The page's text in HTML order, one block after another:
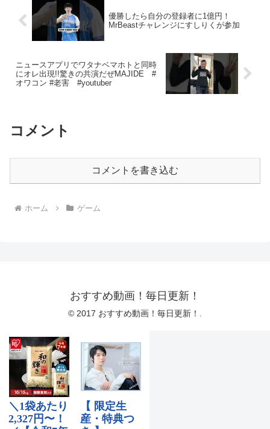
優勝したら自分の登録者に1億円！
MrBeastチャレンジにすしりくが参加
ニュースアプリでワタナベマホトと同時
にオレ出現!!驚きの共演だぜMAJIDE #
オワコン #老害 #youtuber
コメント
コメントを書き込む
ホーム ゲーム
おすすめ動画！毎日更新！
© 2017 おすすめ動画！毎日更新！.